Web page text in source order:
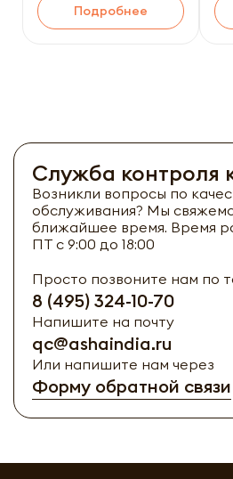
Подробнее
Служба контроля
Возникли вопросы по
обслуживания? Мы
ближайшее время. Время
ПТ с 9:00 до 18:00
Просто позвоните нам по
8 (495) 324-10-70
Напишите на почту
qc@ashaindia.ru
Или напишите нам через
Форму обратной связи